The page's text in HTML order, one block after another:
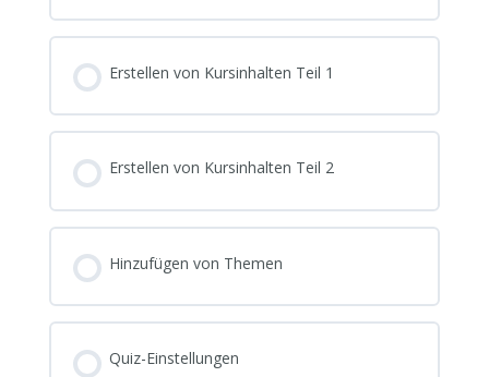
Erstellen von Kursinhalten Teil 1
Erstellen von Kursinhalten Teil 2
Hinzufügen von Themen
Quiz-Einstellungen